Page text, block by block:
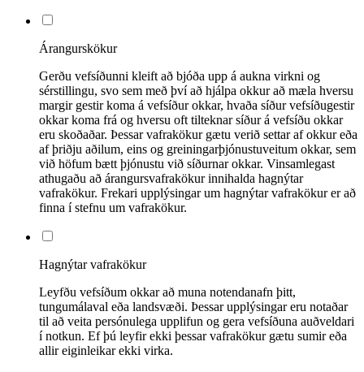
Árangurskökur
Gerðu vefsíðunni kleift að bjóða upp á aukna virkni og
sérstillingu, svo sem með því að hjálpa okkur að mæla hversu
margir gestir koma á vefsíður okkar, hvaða síður vefsíðugestir
okkar koma frá og hversu oft tilteknar síður á vefsíðu okkar
eru skoðaðar. Þessar vafrakökur gætu verið settar af okkur eða
af þriðju aðilum, eins og greiningarþjónustuveitum okkar, sem
við höfum bætt þjónustu við síðurnar okkar. Vinsamlegast
athugaðu að árangursvafrakökur innihalda hagnýtar
vafrakökur. Frekari upplýsingar um hagnýtar vafrakökur er að
finna í stefnu um vafrakökur.
Hagnýtar vafrakökur
Leyfðu vefsíðum okkar að muna notendanafn þitt,
tungumálaval eða landsvæði. Þessar upplýsingar eru notaðar
til að veita persónulega upplifun og gera vefsíðuna auðveldari
í notkun. Ef þú leyfir ekki þessar vafrakökur gætu sumir eða
allir eiginleikar ekki virka.